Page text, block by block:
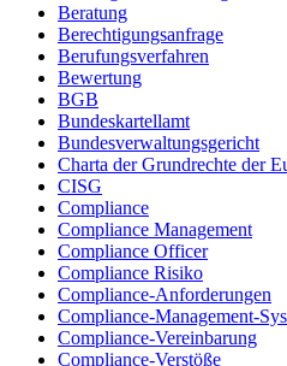
Beratung
Berechtigungsanfrage
Berufungsverfahren
Bewertung
BGB
Bundeskartellamt
Bundesverwaltungsgericht
Charta der Grundrechte der
CISG
Compliance
Compliance Management
Compliance Officer
Compliance Risiko
Compliance-Anforderungen
Compliance-Management-
Compliance-Vereinbarung
Compliance-Verstöße